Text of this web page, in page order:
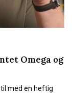
Omega og
med en heftig